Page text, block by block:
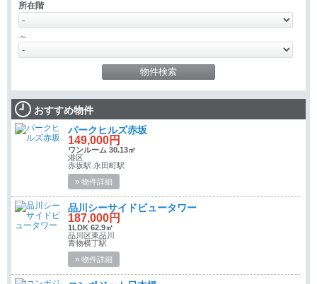
所在階
～
おすすめ物件
パークヒルズ赤坂
149,000円
ワンルーム 30.13㎡
港区
赤坂駅 永田町駅
» 物件詳細
品川シーサイドビュータワー
187,000円
1LDK 62.9㎡
品川区東品川
青物横丁駅
» 物件詳細